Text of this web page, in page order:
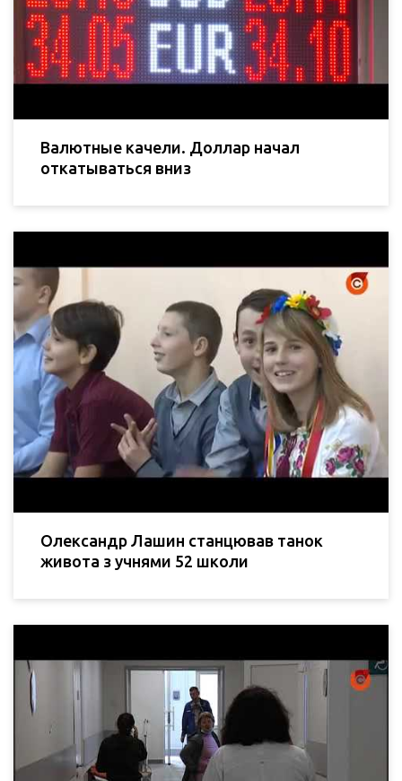
Валютные качели. Доллар начал
откатываться вниз
Олександр Лашин станцював танок
живота з учнями 52 школи